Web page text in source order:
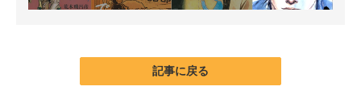
記事に戻る